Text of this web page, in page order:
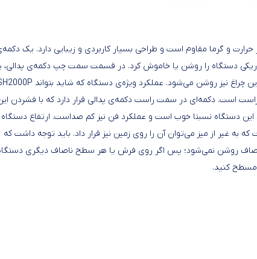
و گرما مقاوم است و طراحی بسیار کاربردی و زیبایی دارد. یک
دستگاه را روشن یا خاموش کرد. در قسمت سمت چپ دکمه‌ی‌
کند، عملکرد چرخش 180درجه‌ای به چپ‌ و ‌راست است. دکمه‌ای در سمت راست دکمه‌ی پدالی قرار دارد که با فشردن
به غیر از میز می‌توان آن را روی زمین نیز قرار داد. باید توجه داشت که
روشن نمی‌شود؛ پس اگر روی فرش یا هر سطح ناصاف دیگری
مسطح کنید.